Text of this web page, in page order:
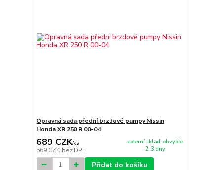
Opravná sada přední brzdové pumpy Nissin
Honda XR 250 R 00-04
689 CZK/ks
569 CZK bez DPH
externí sklad, obvykle
2-3 dny
Přidat do košíku